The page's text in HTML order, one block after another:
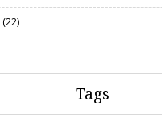
(22)
Tags